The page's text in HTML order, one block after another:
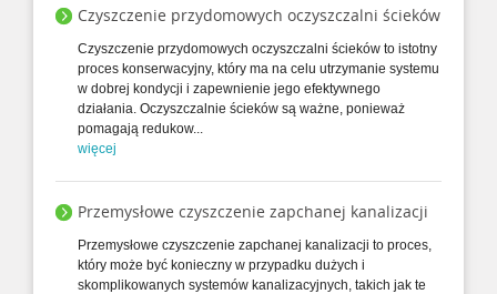
Czyszczenie przydomowych oczyszczalni ścieków
Czyszczenie przydomowych oczyszczalni ścieków to istotny
proces konserwacyjny, który ma na celu utrzymanie systemu
w dobrej kondycji i zapewnienie jego efektywnego
działania. Oczyszczalnie ścieków są ważne, ponieważ
pomagają redukow...
więcej
Przemysłowe czyszczenie zapchanej kanalizacji
Przemysłowe czyszczenie zapchanej kanalizacji to proces,
który może być konieczny w przypadku dużych i
skomplikowanych systemów kanalizacyjnych, takich jak te